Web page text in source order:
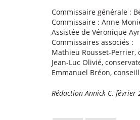
Commissaire générale :
Commissaire : Anne
Assistée de Véronique
Commissaires associés :
Mathieu Rousset-Perrier,
Jean-Luc Olivié,
Emmanuel Bréon,
Rédaction Annick C. février